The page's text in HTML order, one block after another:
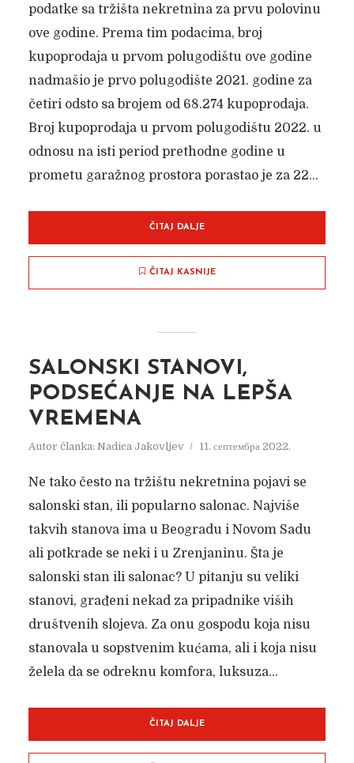
podatke sa tržišta nekretnina za prvu polovinu
ove godine. Prema tim podacima, broj
kupoprodaja u prvom polugodištu ove godine
nadmašio je prvo polugodište 2021. godine za
četiri odsto sa brojem od 68.274 kupoprodaja.
Broj kupoprodaja u prvom polugodištu 2022. u
odnosu na isti period prethodne godine u
prometu garažnog prostora porastao je za 22...
ČITAJ DALJE
ČITAJ KASNIJE
SALONSKI STANOVI,
PODSEĆANJE NA LEPŠA
VREMENA
Autor članka: Nadica Jakovljev 11. септембра 2022.
Ne tako često na tržištu nekretnina pojavi se
salonski stan, ili popularno salonac. Najviše
takvih stanova ima u Beogradu i Novom Sadu
ali potkrade se neki i u Zrenjaninu. Šta je
salonski stan ili salonac? U pitanju su veliki
stanovi, građeni nekad za pripadnike viših
društvenih slojeva. Za onu gospodu koja nisu
stanovala u sopstvenim kućama, ali i koja nisu
želela da se odreknu komfora, luksuza...
ČITAJ DALJE